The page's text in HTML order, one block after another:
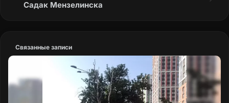
Садак Мензелинска
Связанные записи